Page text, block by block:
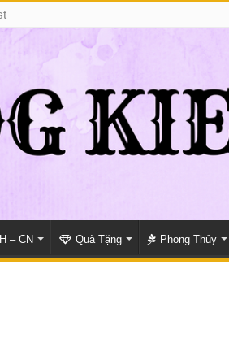
– CN Quà Tặng Phong Thủy